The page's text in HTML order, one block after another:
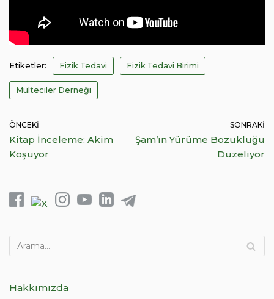
Etiketler: Fizik Tedavi Fizik Tedavi Birimi
Mülteciler Derneği
ÖNCEKI
Kitap İnceleme: Akim
Koşuyor
SONRAKI
Şam’ın Yürüme Bozukluğu
Düzeliyor
Hakkımızda